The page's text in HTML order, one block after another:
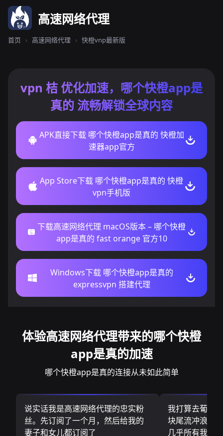
高速网络代理
首页 › 高速网络代理 › 快橙vnp最新版
vpn 桔 优化加速，哪个快橙app是
真的 流畅解锁全球内容
APK直接下载 哪个快橙app是真的 快橙加
速器app官方
App Store下载 哪个快橙app是真的 快橙
vpn手机版
下载高速网络代理 macOS版本 – 哪个快橙
app是真的 fast orange 官方10
Windows下载 哪个快橙app是真的
expressvpn 搭建代理
体验高速网络代理带来的哪个快橙
app是真的加速
哪个快橙app是真的连接从未如此简单
说实话我是高速网络代理的忠实粉
丝。先订阅了一个月，然后给我的
妻子和女儿都订阅了
我打算去葡萄
块尾流冲浪板
几乎所有我需